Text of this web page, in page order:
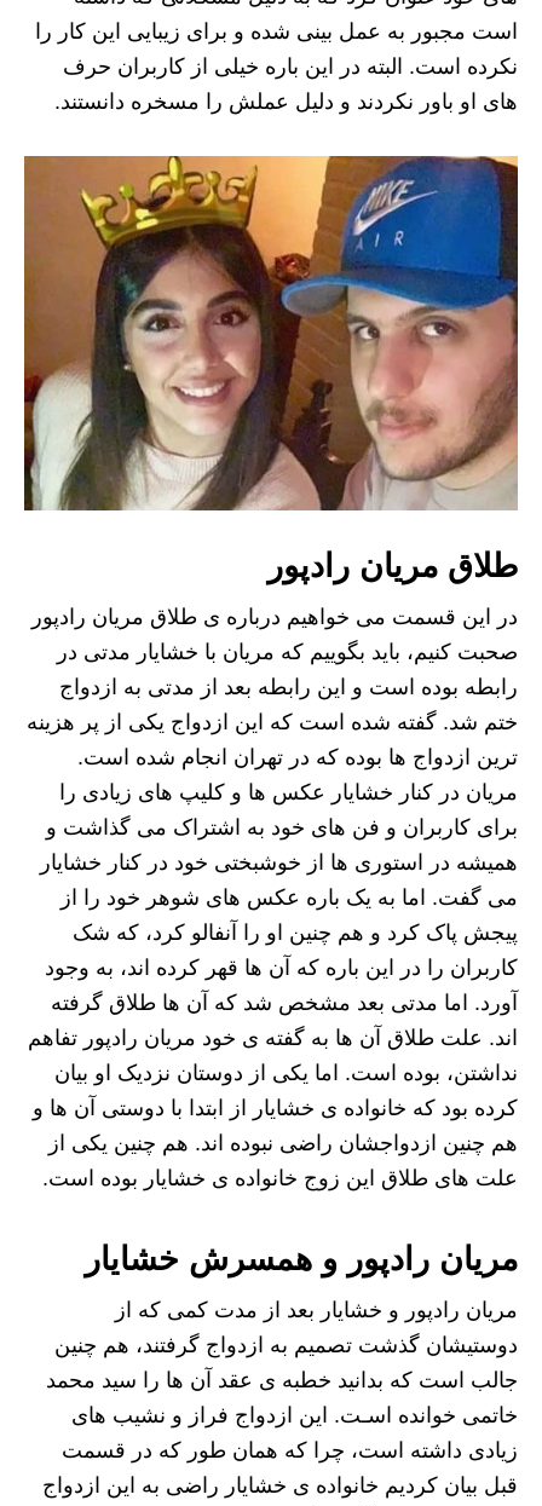
است مجبور به عمل بینی شده و برای زیبایی این کار را
نکرده است. البته در این باره خیلی از کاربران حرف
های او باور نکردند و دلیل عملش را مسخره دانستند.
طلاق مریان رادپور
در این قسمت می خواهیم درباره ی طلاق مریان رادپور
صحبت کنیم، باید بگوییم که مریان با خشایار مدتی در
رابطه بوده است و این رابطه بعد از مدتی به ازدواج
ختم شد. گفته شده است که این ازدواج یکی از پر هزینه
ترین ازدواج ها بوده که در تهران انجام شده است.
مریان در کنار خشایار عکس ها و کلیپ های زیادی را
برای کاربران و فن های خود به اشتراک می گذاشت و
همیشه در استوری ها از خوشبختی خود در کنار خشایار
می گفت. اما به یک باره عکس های شوهر خود را از
پیجش پاک کرد و هم چنین او را آنفالو کرد، که شک
کاربران را در این باره که آن ها قهر کرده اند، به وجود
آورد. اما مدتی بعد مشخص شد که آن ها طلاق گرفته
اند. علت طلاق آن ها به گفته ی خود مریان رادپور تفاهم
نداشتن، بوده است. اما یکی از دوستان نزدیک او بیان
کرده بود که خانواده ی خشایار از ابتدا با دوستی آن ها و
هم چنین ازدواجشان راضی نبوده اند. هم چنین یکی از
علت های طلاق این زوج خانواده ی خشایار بوده است.
مریان رادپور و همسرش خشایار
مریان رادپور و خشایار بعد از مدت کمی که از
دوستیشان گذشت تصمیم به ازدواج گرفتند، هم چنین
جالب است که بدانید خطبه ی عقد آن ها را سید محمد
خاتمی خوانده اسـت. این ازدواج فراز و نشیب های
زیادی داشته است، چرا که همان طور که در قسمت
قبل بیان کردیم خانواده ی خشایار راضی به این ازدواج